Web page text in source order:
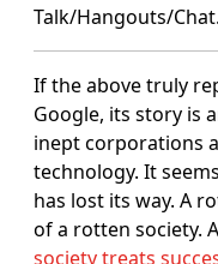
Talk/Hangouts/
If the above truly
Google, its story is
inept corporations
technology. It
has lost its way. A
of a rotten society.
society treats